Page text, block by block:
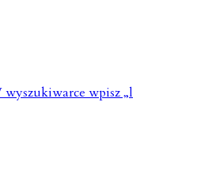
wyszukiwarce wpisz „l